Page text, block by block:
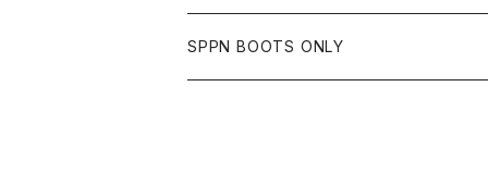
TOPS
WEAR
HARLEY DAVIDSON
BAG
STANCE
TOPS
SPPN BOOTS ONLY